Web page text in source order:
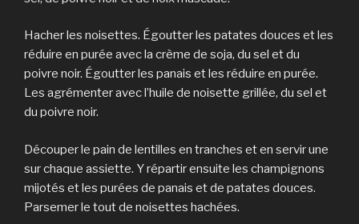
Hacher les noisettes. Égoutter les patates douces et les
réduire en purée avec la crème de soja, du sel et du
poivre noir. Égoutter les panais et les réduire en purée.
Les agrémenter avec l’huile de noisette grillée, du sel et
du poivre noir.
Découper le pain de lentilles en tranches et en servir une
sur chaque assiette. Y répartir ensuite les champignons
mijotés et les purées de panais et de patates douces.
Parsemer le tout de noisettes hachées.